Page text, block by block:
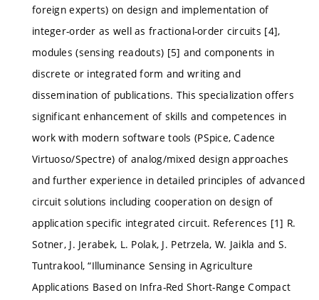
foreign experts) on design and implementation of
integer-order as well as fractional-order circuits [4],
modules (sensing readouts) [5] and components in
discrete or integrated form and writing and
dissemination of publications. This specialization offers
significant enhancement of skills and competences in
work with modern software tools (PSpice, Cadence
Virtuoso/Spectre) of analog/mixed design approaches
and further experience in detailed principles of advanced
circuit solutions including cooperation on design of
application specific integrated circuit. References [1] R.
Sotner, J. Jerabek, L. Polak, J. Petrzela, W. Jaikla and S.
Tuntrakool, “Illuminance Sensing in Agriculture
Applications Based on Infra-Red Short-Range Compact